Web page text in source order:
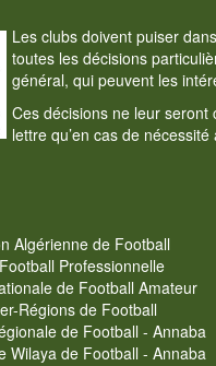
Les clubs doivent puiser
toutes les décisions
général, qui peuvent les
Ces décisions ne leur seront
lettre qu’en cas de nécessité
Algérienne de Football
Professionnelle
de Football Amateur
Régions de Football
de Football - Annaba
Wilaya de Football - Annaba